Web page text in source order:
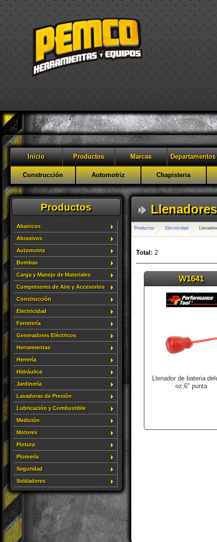
Inicio Productos Marcas Departamentos
Construcción Automotriz Chapisteria
Productos
Abanicos
Abrasivos
Automotriz
Bombas
Carga y Manejo de Materiales
Compresores de Aire y Accesorios
Construcción
Electricidad
Ferretería
Generadores Eléctricos
Herramientas
Herrería
Hidráulica
Jardinería
Lavadoras de Presión
Lubricación y Combustible
Medición
Motores
Pintura
Plomería
Seguridad
Soldadores
Productos Electricidad
Total: 2
W1641
Llenador de bateria
oz,6" punta